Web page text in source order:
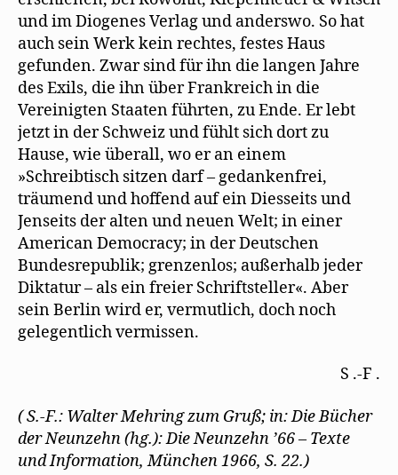
und im Diogenes Verlag und anderswo. So hat
auch sein Werk kein rechtes, festes Haus
gefunden. Zwar sind für ihn die langen Jahre
des Exils, die ihn über Frankreich in die
Vereinigten Staaten führten, zu Ende. Er lebt
jetzt in der Schweiz und fühlt sich dort zu
Hause, wie überall, wo er an einem
»Schreibtisch sitzen darf – gedankenfrei,
träumend und hoffend auf ein Diesseits und
Jenseits der alten und neuen Welt; in einer
American Democracy; in der Deutschen
Bundesrepublik; grenzenlos; außerhalb jeder
Diktatur – als ein freier Schriftsteller«. Aber
sein Berlin wird er, vermutlich, doch noch
gelegentlich vermissen.
S .-F .
( S.-F.: Walter Mehring zum Gruß; in: Die Bücher
der Neunzehn (hg.): Die Neunzehn ’66 – Texte
und Information, München 1966, S. 22.)